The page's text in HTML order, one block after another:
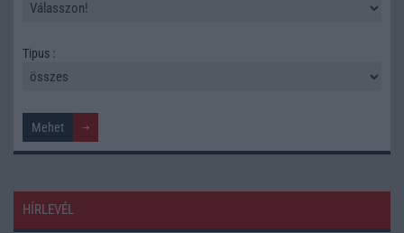
Tipus :
HÍRLEVÉL